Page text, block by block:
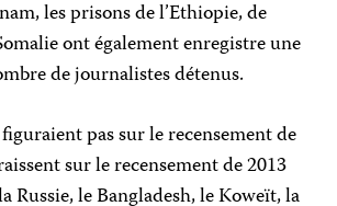
les prisons de l’Ethiopie, de
ont également enregistre une
de journalistes détenus.
pas sur le recensement de
sur le recensement de 2013
Russie, le Bangladesh, le Koweït, la